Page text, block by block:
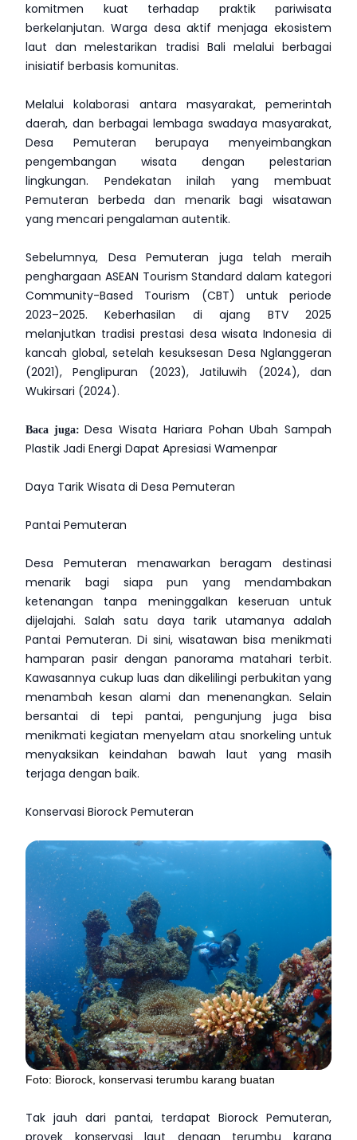
komitmen kuat terhadap praktik pariwisata
berkelanjutan. Warga desa aktif menjaga ekosistem
laut dan melestarikan tradisi Bali melalui berbagai
inisiatif berbasis komunitas.
Melalui kolaborasi antara masyarakat, pemerintah
daerah, dan berbagai lembaga swadaya masyarakat,
Desa Pemuteran berupaya menyeimbangkan
pengembangan wisata dengan pelestarian
lingkungan. Pendekatan inilah yang membuat
Pemuteran berbeda dan menarik bagi wisatawan
yang mencari pengalaman autentik.
Sebelumnya, Desa Pemuteran juga telah meraih
penghargaan ASEAN Tourism Standard dalam kategori
Community-Based Tourism (CBT) untuk periode
2023–2025. Keberhasilan di ajang BTV 2025
melanjutkan tradisi prestasi desa wisata Indonesia di
kancah global, setelah kesuksesan Desa Nglanggeran
(2021), Penglipuran (2023), Jatiluwih (2024), dan
Wukirsari (2024).
Baca juga:Desa Wisata Hariara Pohan Ubah Sampah
Plastik Jadi Energi Dapat Apresiasi Wamenpar
Daya Tarik Wisata di Desa Pemuteran
Pantai Pemuteran
Desa Pemuteran menawarkan beragam destinasi
menarik bagi siapa pun yang mendambakan
ketenangan tanpa meninggalkan keseruan untuk
dijelajahi. Salah satu daya tarik utamanya adalah
Pantai Pemuteran. Di sini, wisatawan bisa menikmati
hamparan pasir dengan panorama matahari terbit.
Kawasannya cukup luas dan dikelilingi perbukitan yang
menambah kesan alami dan menenangkan. Selain
bersantai di tepi pantai, pengunjung juga bisa
menikmati kegiatan menyelam atau snorkeling untuk
menyaksikan keindahan bawah laut yang masih
terjaga dengan baik.
Konservasi Biorock Pemuteran
Foto: Biorock, konservasi terumbu karang buatan
Tak jauh dari pantai, terdapat Biorock Pemuteran,